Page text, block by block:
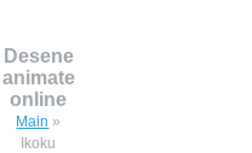
Desene
animate
online
Main »
Ikoku